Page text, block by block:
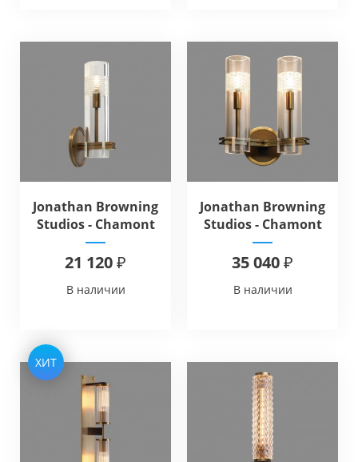
Jonathan Browning
Studios - Chamont
Sconce
21 120 ₽
В наличии
Jonathan Browning
Studios - Chamont
Double Sconce
35 040 ₽
В наличии
ХИТ